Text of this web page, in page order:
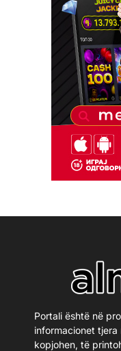
Portali është në
informacionet
kopjohen, të